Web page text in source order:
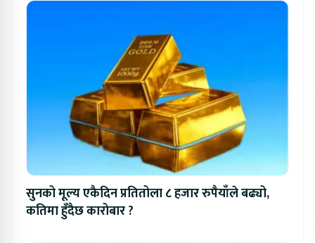
सुनको मूल्य एकैदिन प्रतितोला ८ हजार रुपैयाँले बढ्यो,
कतिमा हुँदैछ कारोबार ?